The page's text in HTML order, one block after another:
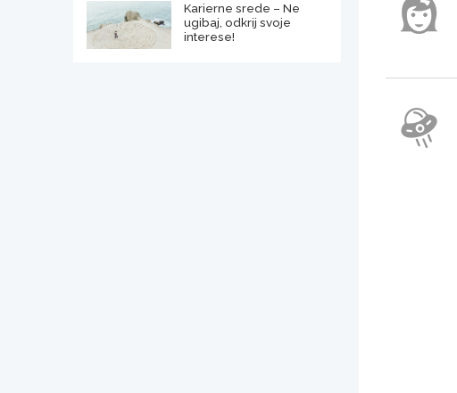
Karierne srede – Ne
ugibaj, odkrij svoje
interese!